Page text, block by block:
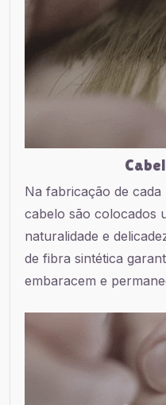
Na fabricação de
cabelo são colocados
naturalidade e
de fibra sintética
embaracem e